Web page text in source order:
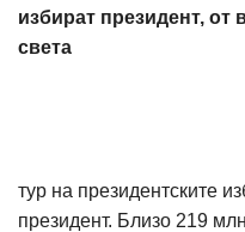
избират президент, от
света
тур на президентските
президент. Близо 219